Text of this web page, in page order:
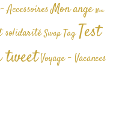
Mon ange Non
solidarité Swap TagTest
tweetVoyage - Vacances